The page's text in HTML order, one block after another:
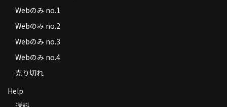
Webのみ no.1
Webのみ no.2
Webのみ no.3
Webのみ no.4
売り切れ
Help